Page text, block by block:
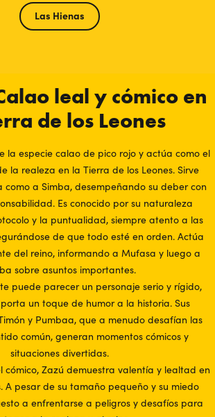
Las Hienas
leal y cómico en
de los Leones
la especie calao de pico rojo y actúa como el
la realeza en la Tierra de los Leones. Sirve
a Simba, desempeñando su deber con
Es conocido por su naturaleza
y la puntualidad, siempre atento a las
de que todo esté en orden. Actúa
del reino, informando a Mufasa y luego a
sobre asuntos importantes.
puede parecer un personaje serio y rígido,
un toque de humor a la historia. Sus
y Pumbaa, que a menudo desafían las
común, generan momentos cómicos y
situaciones divertidas.
cómico, Zazú demuestra valentía y lealtad en
A pesar de su tamaño pequeño y su miedo
a enfrentarse a peligros y desafíos para